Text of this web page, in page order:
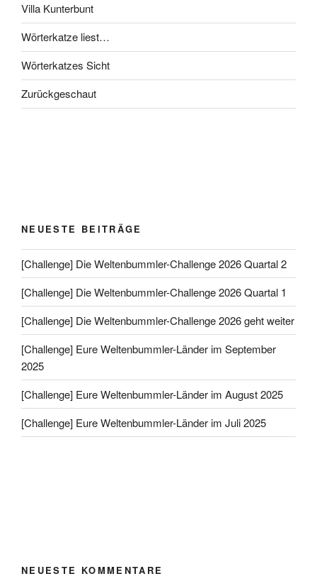
Villa Kunterbunt
Wörterkatze liest…
Wörterkatzes Sicht
Zurückgeschaut
NEUESTE BEITRÄGE
[Challenge] Die Weltenbummler-Challenge 2026 Quartal 2
[Challenge] Die Weltenbummler-Challenge 2026 Quartal 1
[Challenge] Die Weltenbummler-Challenge 2026 geht weiter
[Challenge] Eure Weltenbummler-Länder im September
2025
[Challenge] Eure Weltenbummler-Länder im August 2025
[Challenge] Eure Weltenbummler-Länder im Juli 2025
NEUESTE KOMMENTARE